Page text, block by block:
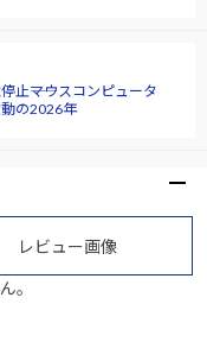
――マウスコンピュータ
の2026年
レビュー画像
。